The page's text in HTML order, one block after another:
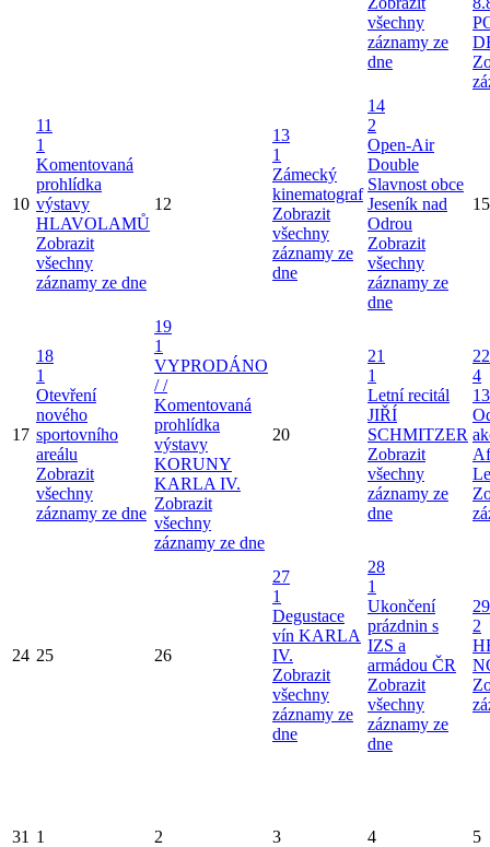
všechny
záznamy ze
dne
10
11
1
Komentovaná
prohlídka
výstavy
HLAVOLAMŮ
Zobrazit
všechny
záznamy ze dne
12
13
1
Zámecký
kinematograf
Zobrazit
všechny
záznamy ze
dne
14
2
Open-Air
Double
Slavnost obce
Jeseník nad
Odrou
Zobrazit
všechny
záznamy ze
dne
15
17
18
1
Otevření
nového
sportovního
areálu
Zobrazit
všechny
záznamy ze dne
19
1
VYPRODÁNO
/ /
Komentovaná
prohlídka
výstavy
KORUNY
KARLA IV.
Zobrazit
všechny
záznamy ze dne
20
21
1
Letní recitál
JIŘÍ
SCHMITZER
Zobrazit
všechny
záznamy ze
dne
22
4
24 25 26
27
1
Degustace
vín KARLA
IV.
Zobrazit
všechny
záznamy ze
dne
28
1
Ukončení
prázdnin s
IZS a
armádou ČR
Zobrazit
všechny
záznamy ze
dne
29
2
31 1 2 3 4 5